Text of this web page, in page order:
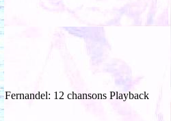
Fernandel: 12 chansons Playback